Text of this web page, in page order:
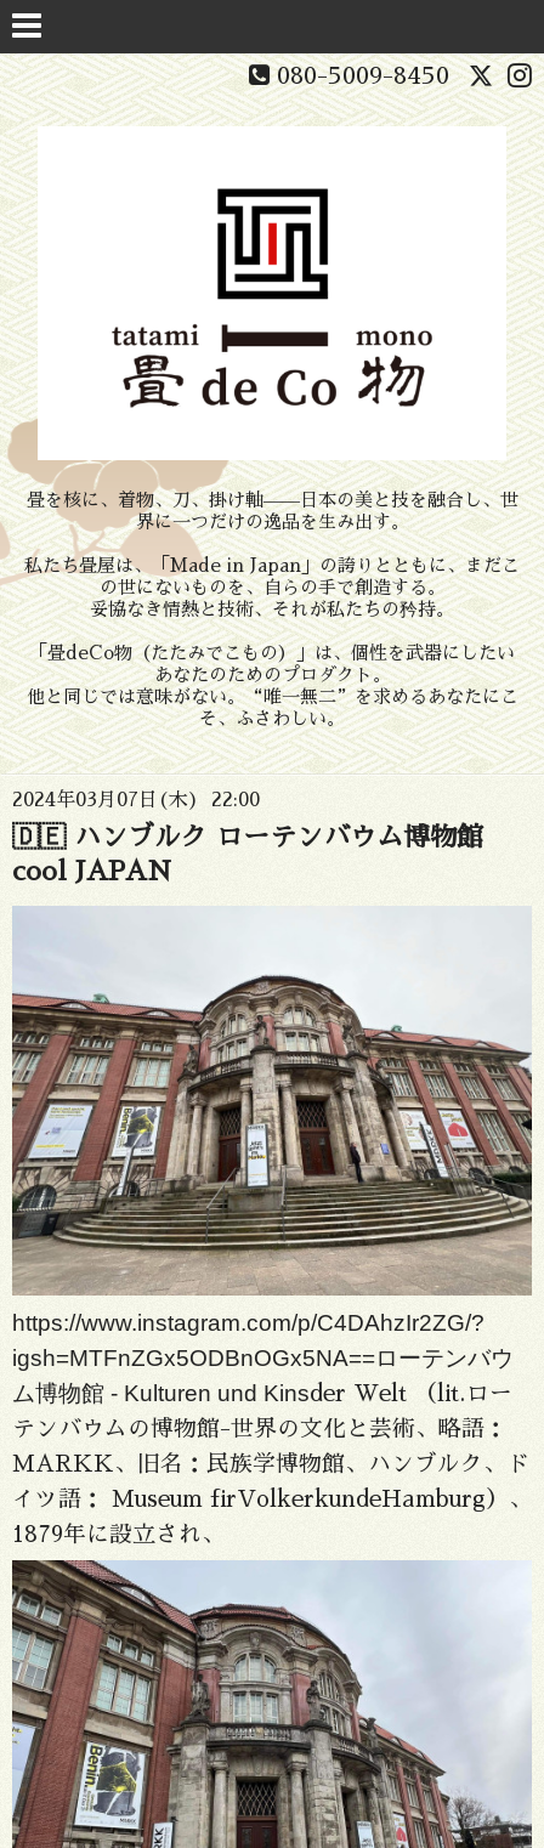
080-5009-8450
畳を核に、着物、刀、掛け軸——日本の美と技を融合し、世
界に一つだけの逸品を生み出す。
私たち畳屋は、「Made in Japan」の誇りとともに、まだこ
の世にないものを、自らの手で創造する。
妥協なき情熱と技術、それが私たちの矜持。
「畳deCo物（たたみでこもの）」は、個性を武器にしたい
あなたのためのプロダクト。
他と同じでは意味がない。“唯一無二”を求めるあなたにこ
そ、ふさわしい。
2024年03月07日(木) 22:00
🇩🇪 ハンブルク ローテンバウム博物館
cool JAPAN
https://www.instagram.com/p/C4DAhzIr2ZG/?
igsh=MTFnZGx5ODBnOGx5NA==ローテンバウ
ム博物館 - Kulturen und Kinsder Welt （lit.ロー
テンバウムの博物館-世界の文化と芸術、略語：
MARKK、旧名：民族学博物館、ハンブルク、ド
イツ語： Museum firVolkerkundeHamburg）、
1879年に設立され、